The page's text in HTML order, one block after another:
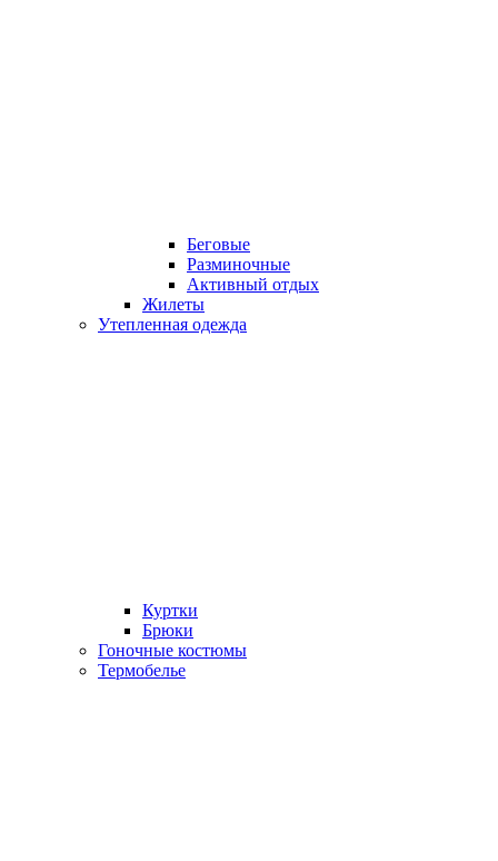
Беговые
Разминочные
Активный отдых
Жилеты
Утепленная одежда
Куртки
Брюки
Гоночные костюмы
Термобелье